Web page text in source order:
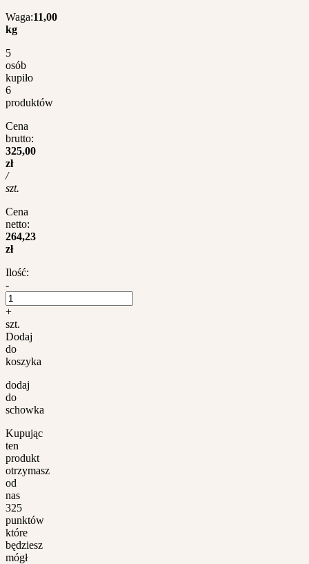
Waga:11,00
kg
5
osób
kupiło
6
produktów
Cena
brutto:
325,00
zł
/
szt.
Cena
netto:
264,23
zł
Ilość:
-
+
szt.
Dodaj
do
koszyka
dodaj
do
schowka
Kupując
ten
produkt
otrzymasz
od
nas
325
punktów
które
będziesz
mógł